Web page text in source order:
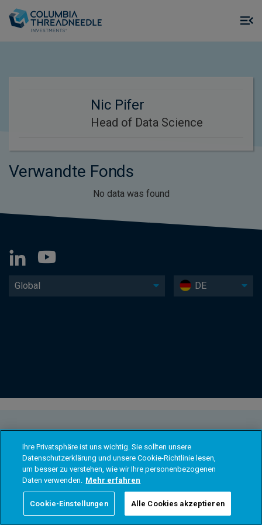
Nic Pifer
Head of Data Science
Verwandte Fonds
No data was found
Global DE
Ihre Privatsphäre ist uns wichtig. Sie sollten unsere
Datenschutzerklärung und unsere Cookie-Richtlinie lesen,
um besser zu verstehen, wie wir Ihre personenbezogenen
Daten verwenden. Mehr erfahren
Cookie-Einstellungen Alle Cookies akzeptieren